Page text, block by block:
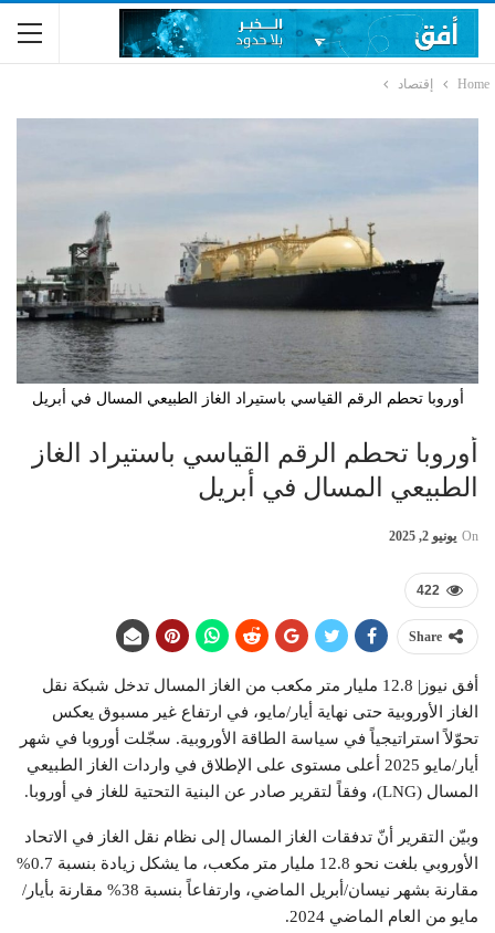
Home إقتصاد
أوروبا تحطم الرقم القياسي باستيراد الغاز الطبيعي المسال في أبريل
أوروبا تحطم الرقم القياسي باستيراد الغاز
الطبيعي المسال في أبريل
On يونيو 2, 2025
422
Share
أفق نيوز| 12.8 مليار متر مكعب من الغاز المسال تدخل شبكة نقل
الغاز الأوروبية حتى نهاية أيار/مايو، في ارتفاع غير مسبوق يعكس
تحوّلاً استراتيجياً في سياسة الطاقة الأوروبية. سجّلت أوروبا في شهر
أيار/مايو 2025 أعلى مستوى على الإطلاق في واردات الغاز الطبيعي
المسال (LNG)، وفقاً لتقرير صادر عن البنية التحتية للغاز في أوروبا.
وبيّن التقرير أنّ تدفقات الغاز المسال إلى نظام نقل الغاز في الاتحاد
الأوروبي بلغت نحو 12.8 مليار متر مكعب، ما يشكل زيادة بنسبة 0.7%
مقارنة بشهر نيسان/أبريل الماضي، وارتفاعاً بنسبة 38% مقارنة بأيار/
مايو من العام الماضي 2024.